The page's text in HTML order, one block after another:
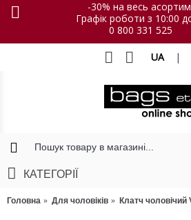
-30% на весь
Графік роботи з 10:00
0 800 331 525
UA |
КАТЕГОРІЇ
Головна Для чоловіків Клатч